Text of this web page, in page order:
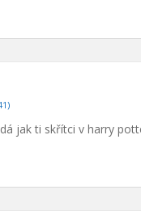
jak ti skřítci v harry